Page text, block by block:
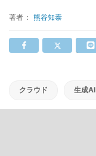
著者： 熊谷知泰
クラウド 生成AI